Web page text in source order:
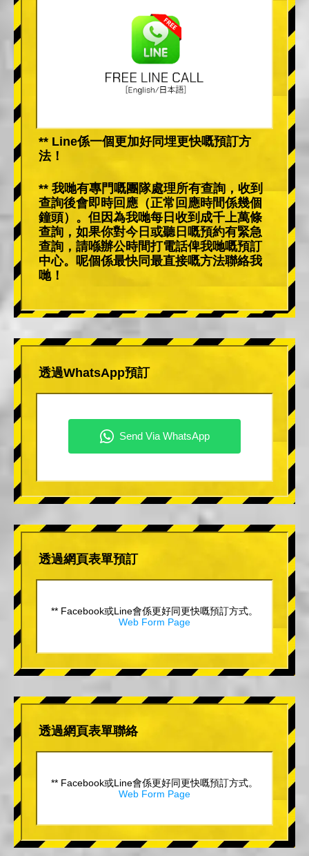
** Line係一個更加好同埋更快嘅預訂方
法！
** 我哋有專門嘅團隊處理所有查詢，收到
查詢後會即時回應（正常回應時間係幾個
鐘頭）。但因為我哋每日收到成千上萬條
查詢，如果你對今日或聽日嘅預約有緊急
查詢，請喺辦公時間打電話俾我哋嘅預訂
中心。呢個係最快同最直接嘅方法聯絡我
哋！
透過WhatsApp預訂
透過網頁表單預訂
** Facebook或Line會係更好同更快嘅預訂方式。
Web Form Page
透過網頁表單聯絡
** Facebook或Line會係更好同更快嘅預訂方式。
Web Form Page